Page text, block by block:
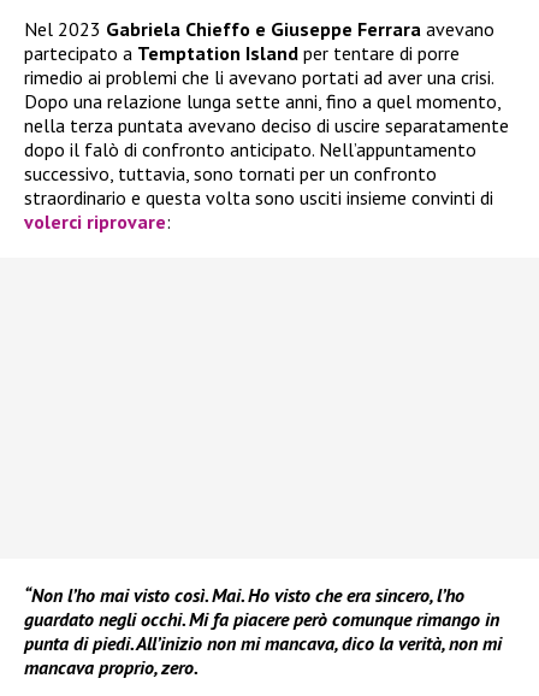
Nel 2023 Gabriela Chieffo e Giuseppe Ferrara avevano
partecipato a Temptation Island per tentare di porre
rimedio ai problemi che li avevano portati ad aver una crisi.
Dopo una relazione lunga sette anni, fino a quel momento,
nella terza puntata avevano deciso di uscire separatamente
dopo il falò di confronto anticipato. Nell’appuntamento
successivo, tuttavia, sono tornati per un confronto
straordinario e questa volta sono usciti insieme convinti di
volerci riprovare:
“Non l’ho mai visto così. Mai. Ho visto che era sincero, l’ho
guardato negli occhi. Mi fa piacere però comunque rimango in
punta di piedi. All’inizio non mi mancava, dico la verità, non mi
mancava proprio, zero.